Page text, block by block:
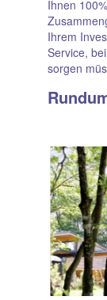
Ihnen
Ihrem
Service,
sorgen